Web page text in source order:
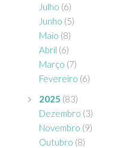
Julho (6)
Junho (5)
Maio (8)
Abril (6)
Março (7)
Fevereiro (6)
2025 (83)
Dezembro (3)
Novembro (9)
Outubro (8)